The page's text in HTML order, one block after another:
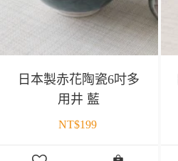
日本製赤花陶瓷6吋多
用井 藍
NT$199